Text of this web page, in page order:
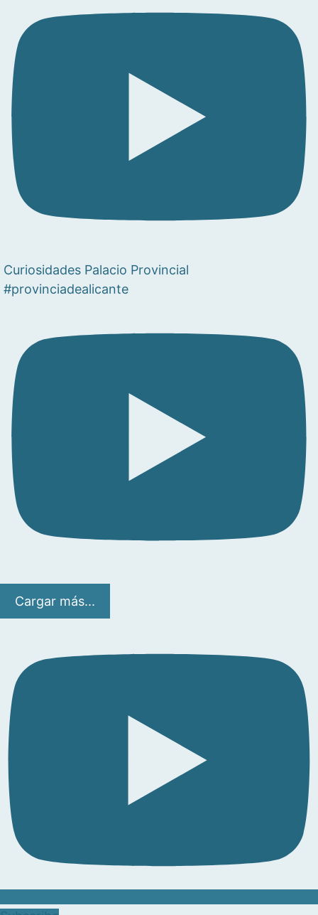
Curiosidades Palacio Provincial
#provinciadealicante
Cargar más...